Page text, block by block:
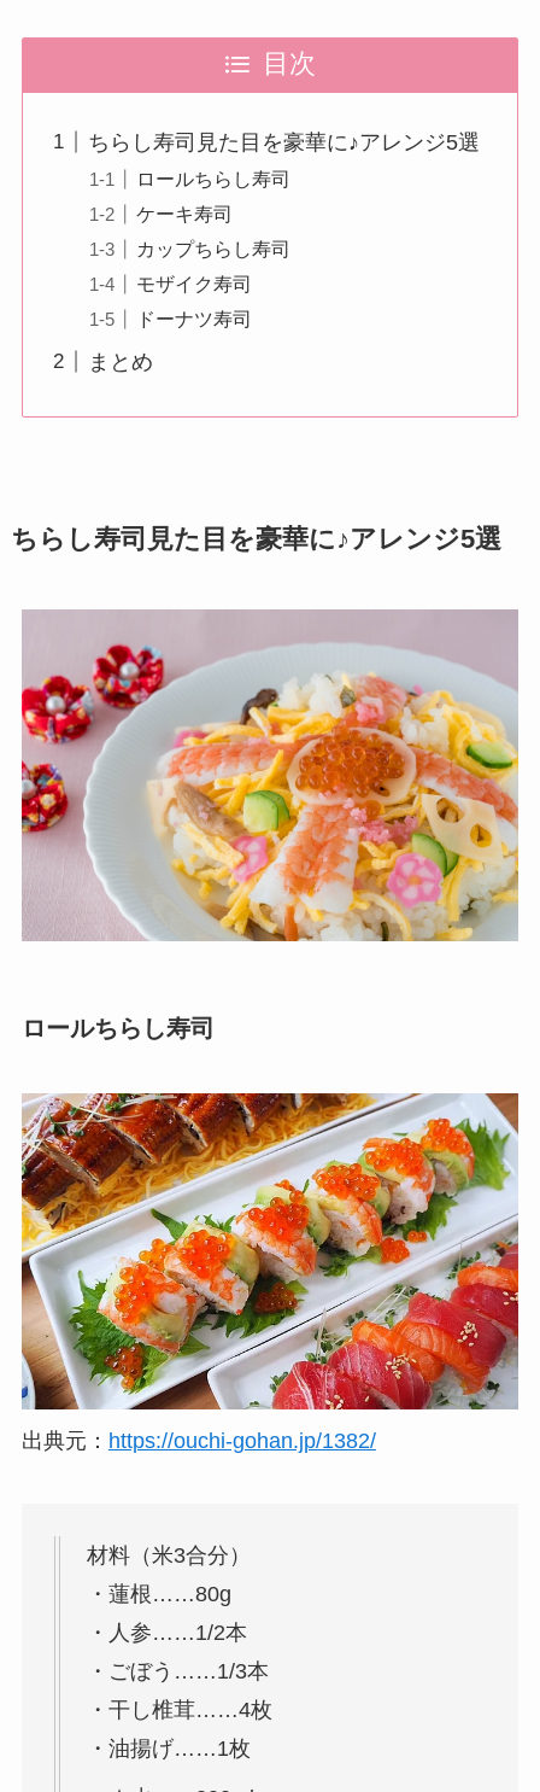
目次
ちらし寿司見た目を豪華に♪アレンジ5選
ロールちらし寿司
ケーキ寿司
カップちらし寿司
モザイク寿司
ドーナツ寿司
まとめ
ちらし寿司見た目を豪華に♪アレンジ5選
ロールちらし寿司
出典元： https://ouchi-gohan.jp/1382/
材料（米3合分）
・蓮根……80g
・人参……1/2本
・ごぼう……1/3本
・干し椎茸……4枚
・油揚げ……1枚